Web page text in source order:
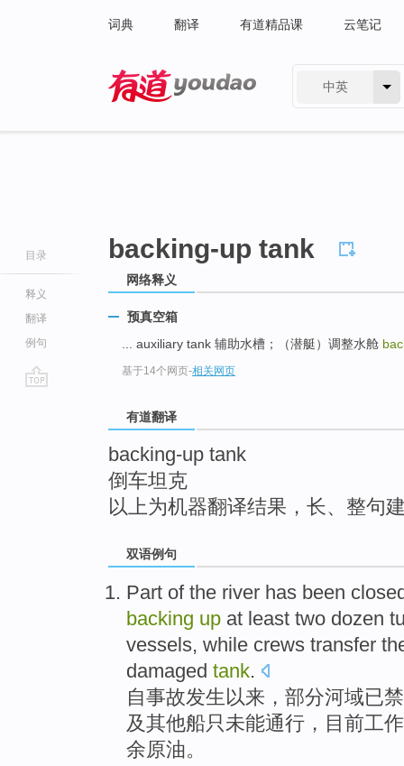
词典 翻译 有道精品课 云笔记
中英
目录
释义
翻译
例句
backing-up tank
网络释义
预真空箱
... auxiliary tank 辅助水槽；（潜艇）调整水舱
基于14个网页-相关网页
有道翻译
backing-up tank
倒车坦克
以上为机器翻译结果，长、整句
双语例句
Part of the river has been
backing up at least two dozen
vessels, while crews transfer
damaged tank.
自事故发生以来， 部分河域已
及其他船只未能通行， 目前工
余原油。